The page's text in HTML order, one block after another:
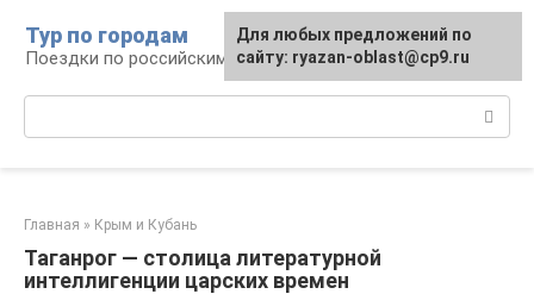
контенту
Тур по городам
Поездки по российским городам
Главная » Крым и Кубань
Таганрог — столица литературной
интеллигенции царских времен
Для любых предложений по
сайту: ryazan-oblast@cp9.ru